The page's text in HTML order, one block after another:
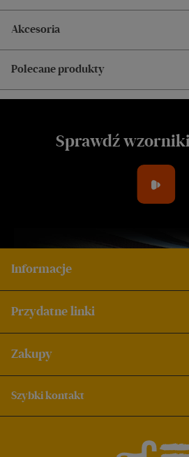
Akcesoria
Polecane produkty
Sprawdź
Informacje
Przydatne linki
Zakupy
Szybki kontakt